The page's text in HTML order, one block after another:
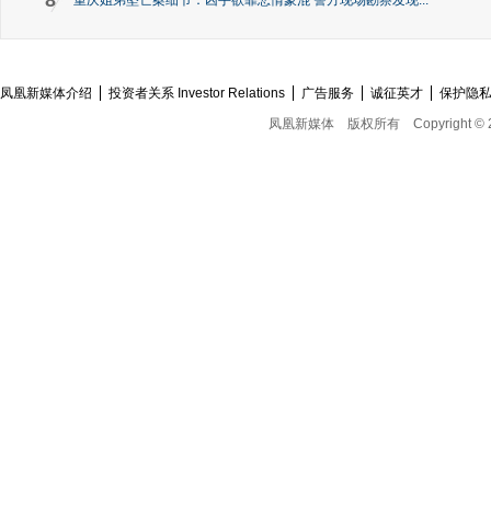
凤凰新媒体介绍 投资者关系 Investor Relations 广告服务 诚征英才
保护隐
凤凰新媒体
版权所有 Copyright ©